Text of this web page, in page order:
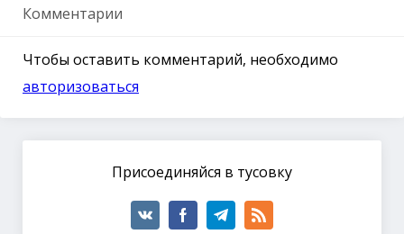
Комментарии
Чтобы оставить комментарий, необходимо
авторизоваться
Присоединяйся в тусовку